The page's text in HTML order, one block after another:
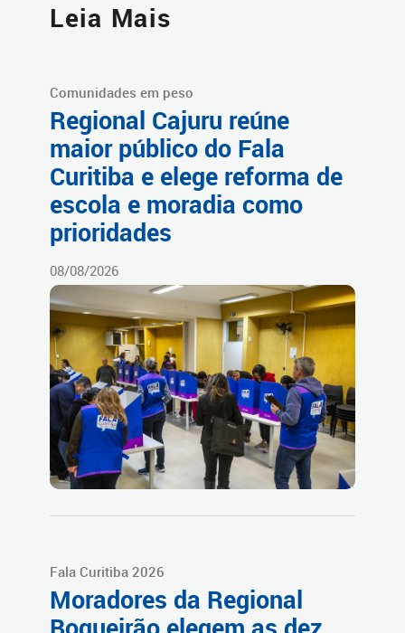
Leia Mais
Comunidades em peso
Regional Cajuru reúne
maior público do Fala
Curitiba e elege reforma de
escola e moradia como
prioridades
08/08/2026
Fala Curitiba 2026
Moradores da Regional